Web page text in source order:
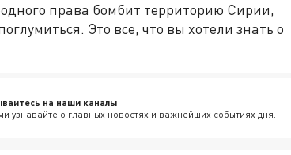
права бомбит территорию Сирии,
Это все, что вы хотели знать о
на наши каналы
узнавайте о главных новостях и важнейших событиях дня.